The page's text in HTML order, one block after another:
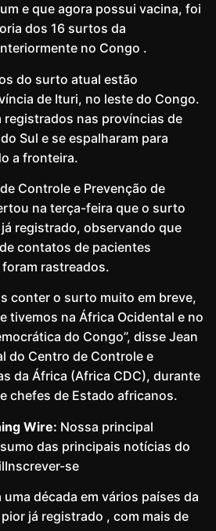
e que agora possui vacina, foi
dos 16 surtos da
no Congo .
do surto atual estão
de Ituri, no leste do Congo.
registrados nas províncias de
Sul e se espalharam para
a fronteira.
Controle e Prevenção de
na terça-feira que o surto
registrado, observando que
contatos de pacientes
rastreados.
conter o surto muito em breve,
tivemos na África Ocidental e no
do Congo”, disse Jean
do Centro de Controle e
da África (Africa CDC), durante
chefes de Estado africanos.
Wire: Nossa principal
das principais notícias do
se
década em vários países da
já registrado , com mais de